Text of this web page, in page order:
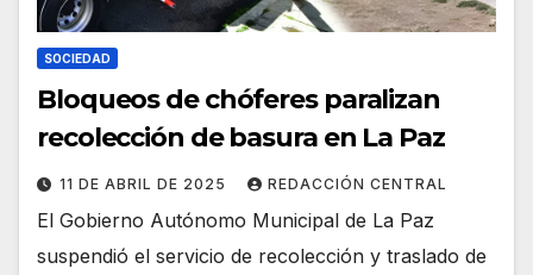
SOCIEDAD
Bloqueos de chóferes paralizan
recolección de basura en La Paz
11 DE ABRIL DE 2025 REDACCIÓN CENTRAL
El Gobierno Autónomo Municipal de La Paz
suspendió el servicio de recolección y traslado de